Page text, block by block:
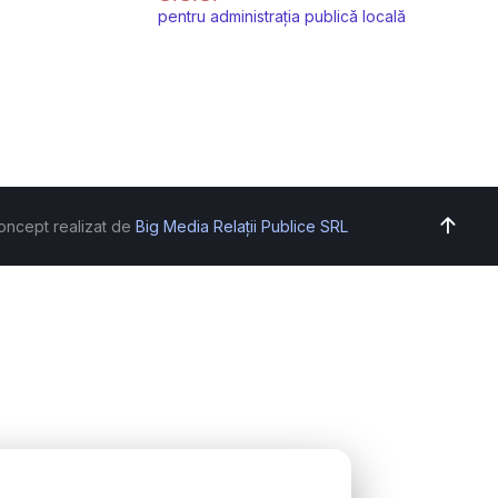
pentru administrația publică locală
realizat de Big Media Relații Publice SRL